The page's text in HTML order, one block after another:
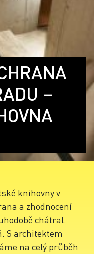
–
knihovny v
a zhodnocení
chátral.
S architektem
na celý průběh